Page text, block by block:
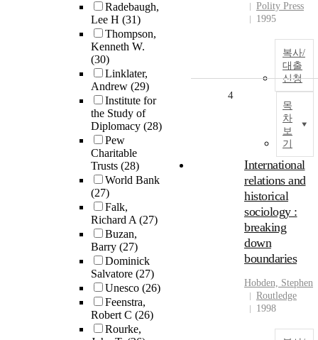
Radebaugh,
Lee H (31)
Thompson,
Kenneth W.
(30)
Linklater,
Andrew (29)
Institute for
the Study of
Diplomacy (28)
Pew
Charitable
Trusts (28)
World Bank
(27)
Falk,
Richard A(27)
Buzan,
Barry (27)
Dominick
Salvatore (27)
Unesco (26)
Feenstra,
Robert C (26)
Rourke,
Polity Press
1995
복사/
대출
신청
목
차
보
기
4
International
relations and
historical
sociology :
breaking
down
boundaries
Hobden, Stephen
Routledge
1998